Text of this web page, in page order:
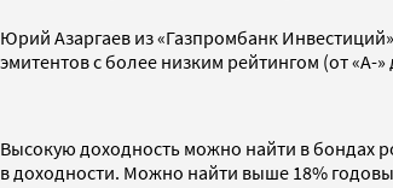
Юрий Азаргаев из «Газпромбанк
эмитентов с более низким рейтингом (от «А-
Высокую доходность можно найти в бондах
в доходности. Можно найти выше 18%